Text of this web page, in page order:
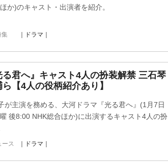
か)のキャスト・出演者を紹介。
｜ドラマ｜
君へ』キャスト4人の扮装解禁 三石琴
【4人の役柄紹介あり】
が主演を務める、大河ドラマ『光る君へ』(1月7日
後8:00 NHK総合ほか)に出演するキャスト4人の扮
ース ｜ドラマ｜